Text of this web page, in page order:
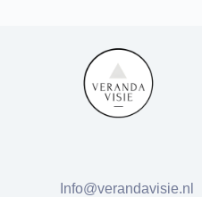
Info@verandavisie.nl